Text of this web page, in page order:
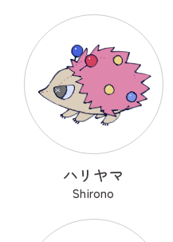
ハリヤマ
Shirono